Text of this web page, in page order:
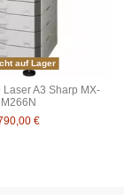
auf Lager
Laser A3 Sharp MX-
M266N
€